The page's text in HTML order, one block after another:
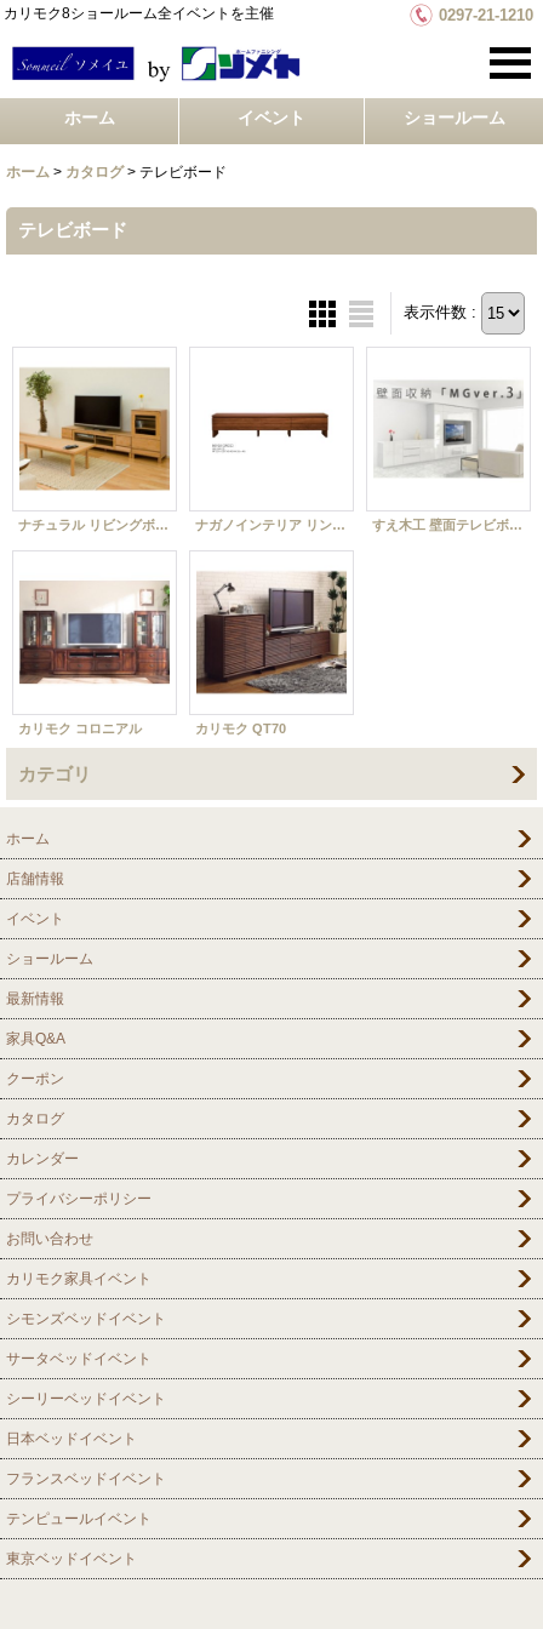
カリモク8ショールーム全イベントを主催 0297-21-1210
ホーム イベント ショールーム
ホーム > カタログ > テレビボード
テレビボード
表示件数 :
ナチュラル リビングボード ナガノインテリア リンクス すえ木工 壁面テレビボード
カリモク コロニアル カリモク QT70
カテゴリ
ホーム
店舗情報
イベント
ショールーム
最新情報
家具Q&A
クーポン
カタログ
カレンダー
プライバシーポリシー
お問い合わせ
カリモク家具イベント
シモンズベッドイベント
サータベッドイベント
シーリーベッドイベント
日本ベッドイベント
フランスベッドイベント
テンピュールイベント
東京ベッドイベント